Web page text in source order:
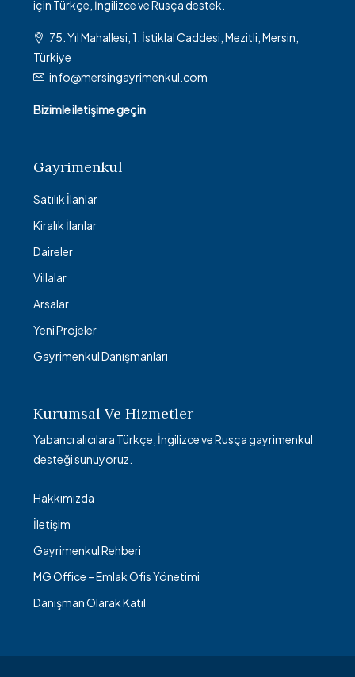
için Türkçe, İngilizce ve Rusça destek.
75. Yıl Mahallesi, 1. İstiklal Caddesi, Mezitli, Mersin,
Türkiye
info@mersingayrimenkul.com
Bizimle iletişime geçin
Gayrimenkul
Satılık İlanlar
Kiralık İlanlar
Daireler
Villalar
Arsalar
Yeni Projeler
Gayrimenkul Danışmanları
Kurumsal Ve Hizmetler
Yabancı alıcılara Türkçe, İngilizce ve Rusça gayrimenkul
desteği sunuyoruz.
Hakkımızda
İletişim
Gayrimenkul Rehberi
MG Office – Emlak Ofis Yönetimi
Danışman Olarak Katıl